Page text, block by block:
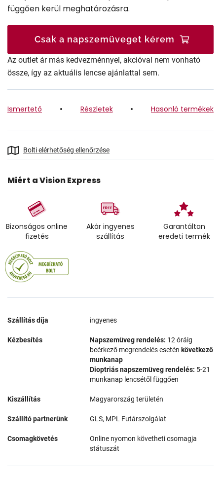
függően kerül meghatározásra.
Csak a napszemüveget kérem
Az outlet ár más kedvezménnyel, akcióval nem vonható
össze, így az aktuális lencse ajánlattal sem.
Ismertető Részletek Hasonló termékek
Bolti elérhetőség ellenőrzése
Miért a Vision Express
Bizonságos online
fizetés
Akár ingyenes
szállítás
Garantáltan
eredeti termék
Szállítás díja ingyenes
Kézbesítés Napszemüveg rendelés: 12 óráig
beérkező megrendelés esetén következő
munkanap
Dioptriás napszemüveg rendelés: 5-21
munkanap lencsétől függően
Kiszállítás Magyarország területén
Szállító partnerünk GLS, MPL Futárszolgálat
Csomagkövetés
Online nyomon követheti csomagja
státuszát